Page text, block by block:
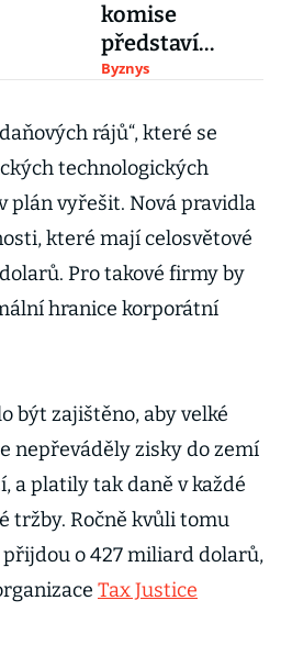
komise
představí
návrh digitální
na výsledek
kolektivního
jednání
Byznys
rájů“, které se
technologických
plán vyřešit. Nová pravidla
které mají celosvětové
Pro takové firmy by
hranice korporátní
být zajištěno, aby velké
nepřeváděly zisky do zemí
a platily tak daně v každé
tržby. Ročně kvůli tomu
o 427 miliard dolarů,
Tax Justice